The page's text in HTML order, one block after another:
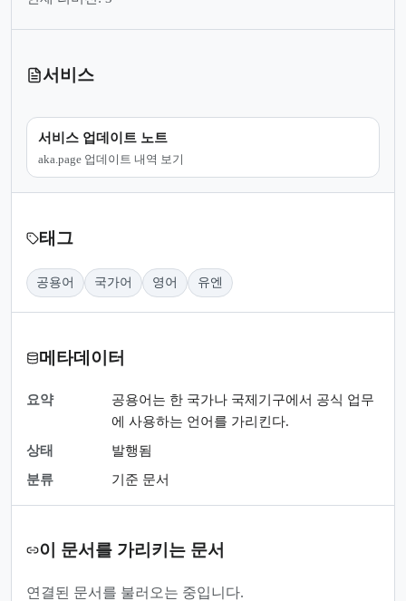
서비스
서비스 업데이트 노트
aka.page 업데이트 내역 보기
태그
공용어 국가어 영어 유엔
메타데이터
요약
공용어는 한 국가나 국제기구에서 공식 업무
에 사용하는 언어를 가리킨다.
상태
발행됨
분류
기준 문서
이 문서를 가리키는 문서
연결된 문서를 불러오는 중입니다.